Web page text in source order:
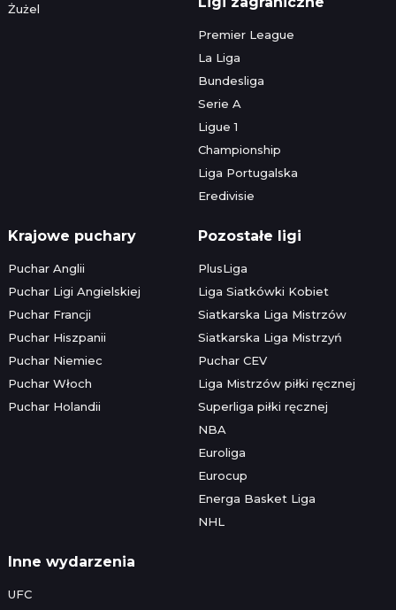
Żużel
Premier League
La Liga
Bundesliga
Serie A
Ligue 1
Championship
Liga Portugalska
Eredivisie
Krajowe puchary
Puchar Anglii
Puchar Ligi Angielskiej
Puchar Francji
Puchar Hiszpanii
Puchar Niemiec
Puchar Włoch
Puchar Holandii
Pozostałe ligi
PlusLiga
Liga Siatkówki Kobiet
Siatkarska Liga Mistrzów
Siatkarska Liga Mistrzyń
Puchar CEV
Liga Mistrzów piłki ręcznej
Superliga piłki ręcznej
NBA
Euroliga
Eurocup
Energa Basket Liga
NHL
Inne wydarzenia
UFC